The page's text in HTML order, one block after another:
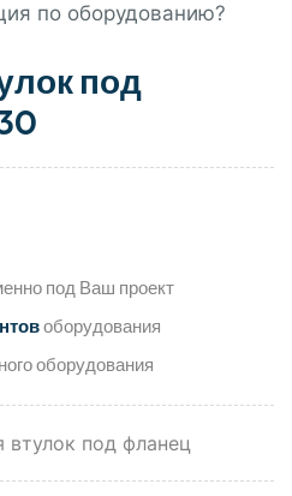
по оборудованию?
под
под Ваш проект
оборудования
оборудования
под фланец